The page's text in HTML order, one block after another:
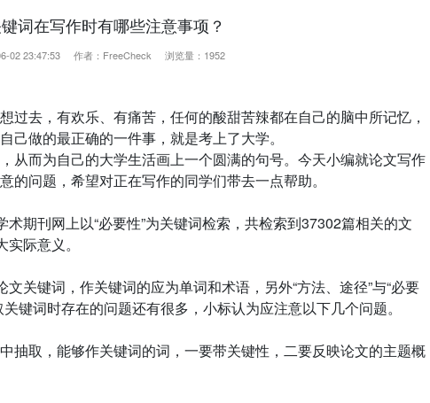
词在写作时有哪些注意事项？
02 23:47:53 作者：FreeCheck 浏览量：1952
过去，有欢乐、有痛苦，任何的酸甜苦辣都在自己的脑中所记忆，
做的最正确的一件事，就是考上了大学。
从而为自己的大学生活画上一个圆满的句号。今天小编就论文写作
问题，希望对正在写作的同学们带去一点帮助。
期刊网上以“必要性”为关键词检索，共检索到37302篇相关的文
际意义。
关键词，作关键词的应为单词和术语，另外“方法、途径”与“必要
键词时存在的问题还有很多，小标认为应注意以下几个问题。
抽取，能够作关键词的词，一要带关键性，二要反映论文的主题概